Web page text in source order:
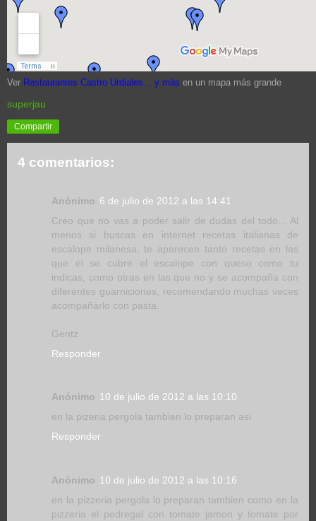
Ver Restaurantes Castro Urdiales... y más en un mapa más grande
superjau
Compartir
4 comentarios:
Anónimo 6 de julio de 2012 a las 14:41
Creo que no vas a poder salir de dudas del todo... Al
menos si buscas en internet recetas italianas de
escalope milanesa, te aparecen tanto recetas en las
que el se cubre el escalope con queso como tu
indicas, como otras en las que no y se acompaña con
diferentes guarniciones, recomendando muchas veces
acompañarlo con pasta.
Gentz
Responder
Anónimo 10 de julio de 2012 a las 10:10
en la pizeria pergola tambien lo preparan asi
Responder
Anónimo 10 de julio de 2012 a las 10:16
en la pizzeria pergola lo preparan tambien como en la
pizzeria el pedregal con tomate jamon y tomate por